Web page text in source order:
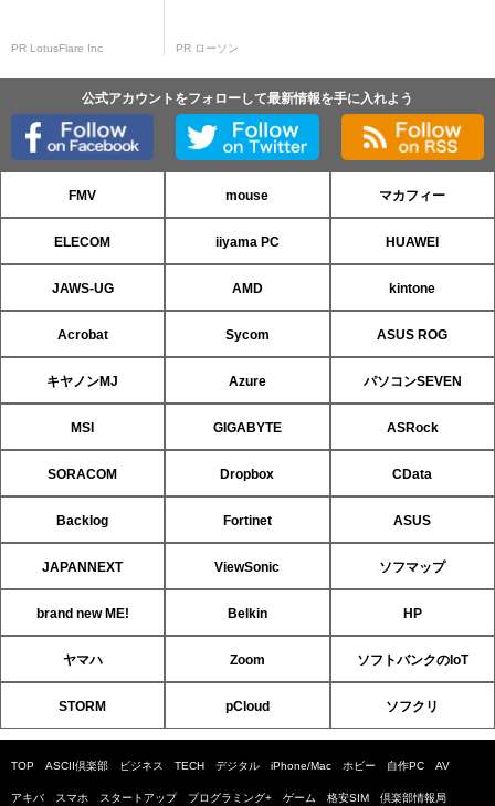
PR LotusFlare Inc PR ローソン
公式アカウントをフォローして最新情報を手に入れよう
FMV mouse マカフィー
ELECOM iiyama PC HUAWEI
JAWS-UG AMD kintone
Acrobat Sycom ASUS ROG
キヤノンMJ Azure パソコンSEVEN
MSI GIGABYTE ASRock
SORACOM Dropbox CData
Backlog Fortinet ASUS
JAPANNEXT ViewSonic ソフマップ
brand new ME! Belkin HP
ヤマハ Zoom ソフトバンクのIoT
STORM pCloud ソフクリ
TOP ASCII倶楽部 ビジネス TECH デジタル iPhone/Mac ホビー 自作PC AV
アキバ スマホ スタートアップ プログラミング+ ゲーム 格安SIM 倶楽部情報局